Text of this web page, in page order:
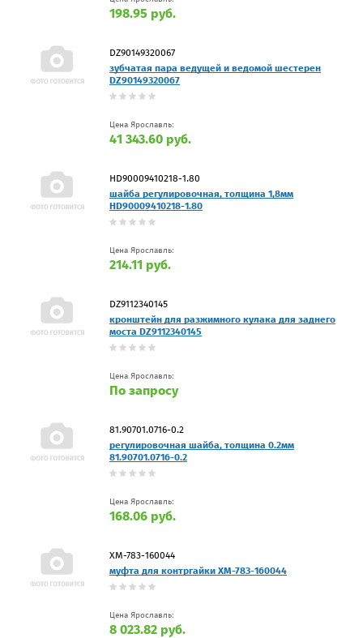
198.95 руб.
DZ90149320067
зубчатая пара ведущей и ведомой шестерен
DZ90149320067
Цена Ярославль:
41 343.60 руб.
HD90009410218-1.80
шайба регулировочная, толщина 1,8мм
HD90009410218-1.80
Цена Ярославль:
214.11 руб.
DZ9112340145
кронштейн для разжимного кулака для заднего
моста DZ9112340145
Цена Ярославль:
По запросу
81.90701.0716-0.2
регулировочная шайба, толщина 0.2мм
81.90701.0716-0.2
Цена Ярославль:
168.06 руб.
XM-783-160044
муфта для контргайки XM-783-160044
Цена Ярославль:
8 023.82 руб.